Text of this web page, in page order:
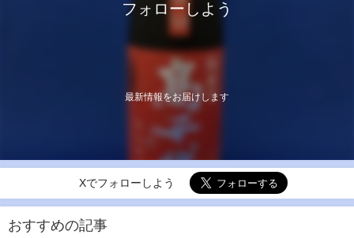
フォローしよう
最新情報をお届けします
Xでフォローしよう
おすすめの記事